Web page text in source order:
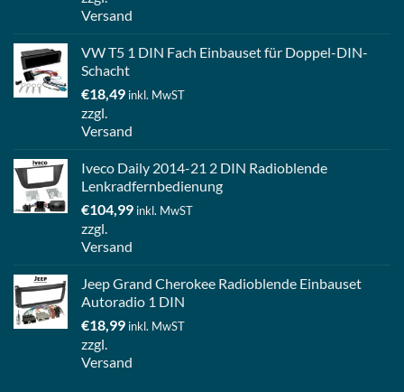
Versand
VW T5 1 DIN Fach Einbauset für Doppel-DIN-
Schacht
€18,49 inkl. MwST
zzgl.
Versand
Iveco Daily 2014-21 2 DIN Radioblende
Lenkradfernbedienung
€104,99 inkl. MwST
zzgl.
Versand
Jeep Grand Cherokee Radioblende Einbauset
Autoradio 1 DIN
€18,99 inkl. MwST
zzgl.
Versand